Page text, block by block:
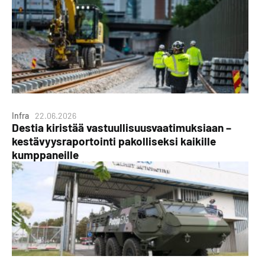
Infra 22.06.2026
Destia kiristää vastuullisuusvaatimuksiaan –
kestävyysraportointi pakolliseksi kaikille
kumppaneille